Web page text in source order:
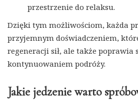
przestrzenie do relaksu.
Dzięki tym możliwościom, każda
przyjemnym doświadczeniem,
regeneracji sił, ale także poprawia
kontynuowaniem podróży.
Jakie jedzenie warto